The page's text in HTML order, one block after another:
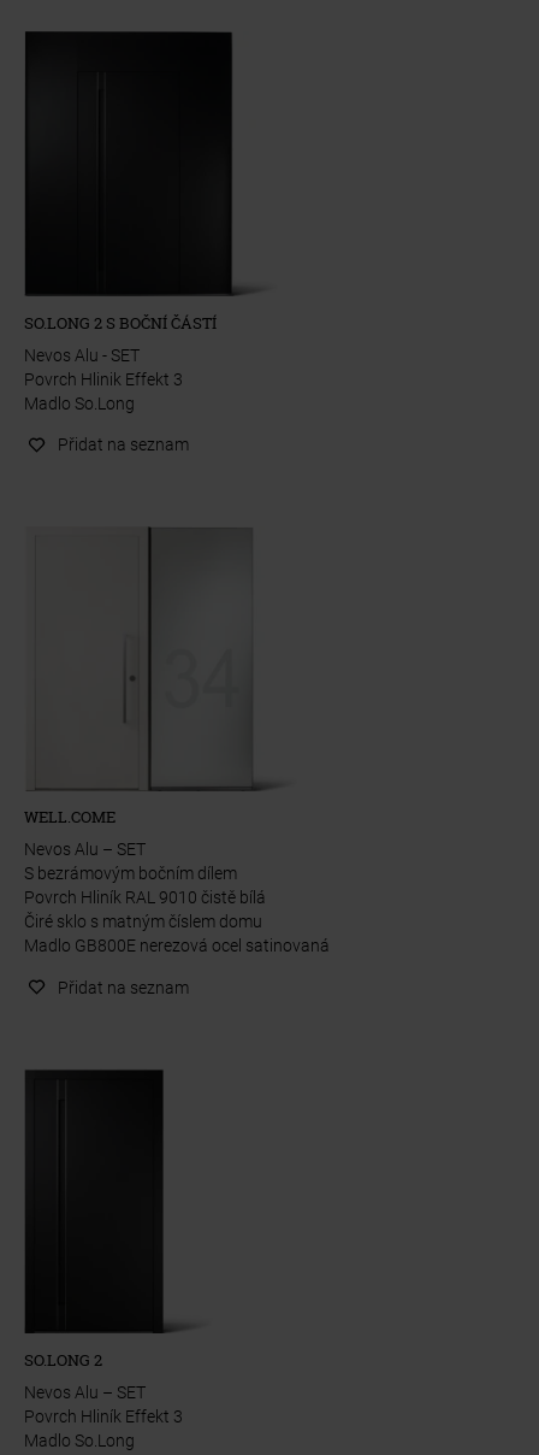
SO.LONG 2 S BOČNÍ ČÁSTÍ
Nevos Alu - SET
Povrch Hlinik Effekt 3
Madlo So.Long
Přidat na seznam
WELL.COME
Nevos Alu – SET
S bezrámovým bočním dílem
Povrch Hliník RAL 9010 čistě bílá
Čiré sklo s matným číslem domu
Madlo GB800E nerezová ocel satinovaná
Přidat na seznam
SO.LONG 2
Nevos Alu – SET
Povrch Hliník Effekt 3
Madlo So.Long